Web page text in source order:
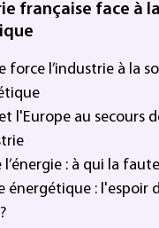
française face à
force l’industrie à la
l'Europe au secours
l’énergie : à qui la
énergétique : l'espoir